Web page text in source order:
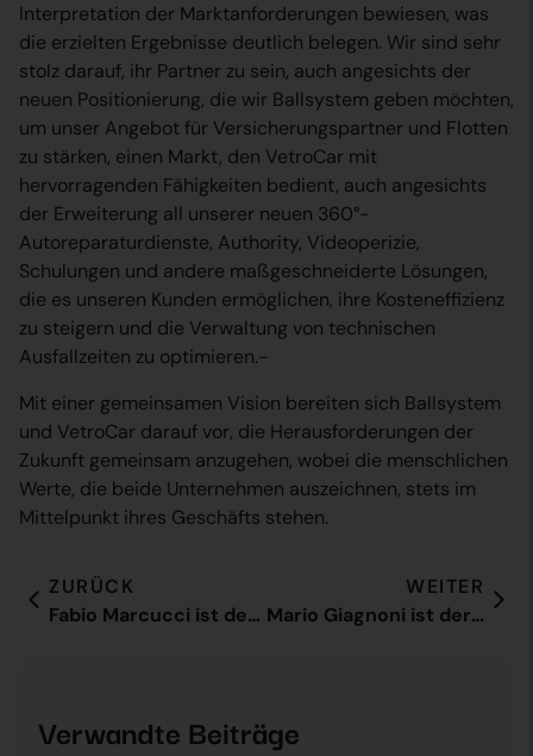
Interpretation der Marktanforderungen bewiesen, was
die erzielten Ergebnisse deutlich belegen. Wir sind sehr
stolz darauf, ihr Partner zu sein, auch angesichts der
neuen Positionierung, die wir Ballsystem geben möchten,
um unser Angebot für Versicherungspartner und Flotten
zu stärken, einen Markt, den VetroCar mit
hervorragenden Fähigkeiten bedient, auch angesichts
der Erweiterung all unserer neuen 360°-
Autoreparaturdienste, Authority, Videoperizie,
Schulungen und andere maßgeschneiderte Lösungen,
die es unseren Kunden ermöglichen, ihre Kosteneffizienz
zu steigern und die Verwaltung von technischen
Ausfallzeiten zu optimieren.-
Mit einer gemeinsamen Vision bereiten sich Ballsystem
und VetroCar darauf vor, die Herausforderungen der
Zukunft gemeinsam anzugehen, wobei die menschlichen
Werte, die beide Unternehmen auszeichnen, stets im
Mittelpunkt ihres Geschäfts stehen.
ZURÜCK
Fabio Marcucci ist der neue Vertriebsleiter von Ballsystem S.p.A.
WEITER
Mario Giagnoni ist der neue Leiter OEMs & Logistic Service Providers bei Ballsystem S.p.A.
Verwandte Beiträge